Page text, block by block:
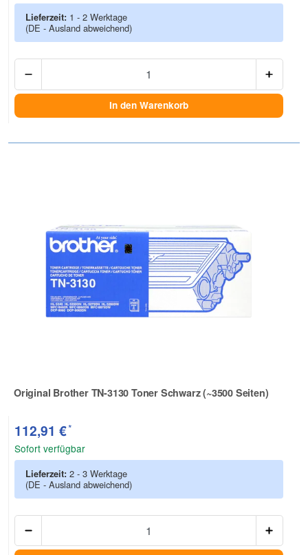
Lieferzeit: 1 - 2 Werktage
(DE - Ausland abweichend)
In den Warenkorb
Original Brother TN-3130 Toner Schwarz (~3500 Seiten)
Zur Artikelbewertung
112,91 €*
Sofort verfügbar
Lieferzeit: 2 - 3 Werktage
(DE - Ausland abweichend)